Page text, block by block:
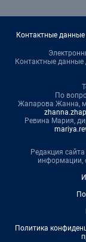
Контактные
Контактные данные
По
Жапарова Жанна,
Ревина Мария,
Редакция
информации,
Политика